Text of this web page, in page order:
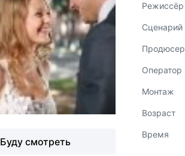
Буду смотреть
Режиссёр
Сценарий
Продюсер
Оператор
Монтаж
Возраст
Время